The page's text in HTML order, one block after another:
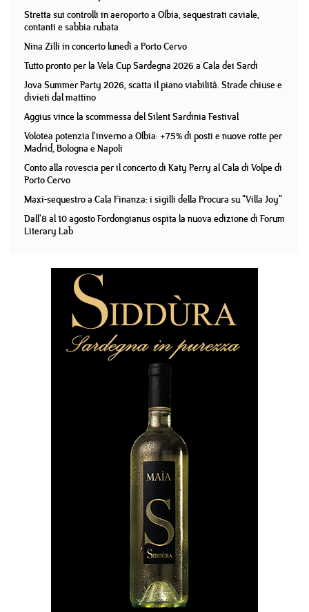
Stretta sui controlli in aeroporto a Olbia, sequestrati caviale,
contanti e sabbia rubata
Nina Zilli in concerto lunedì a Porto Cervo
Tutto pronto per la Vela Cup Sardegna 2026 a Cala dei Sardi
Jova Summer Party 2026, scatta il piano viabilità. Strade chiuse e
divieti dal mattino
Aggius vince la scommessa del Silent Sardinia Festival
Volotea potenzia l'inverno a Olbia: +75% di posti e nuove rotte per
Madrid, Bologna e Napoli
Conto alla rovescia per il concerto di Katy Perry al Cala di Volpe di
Porto Cervo
Maxi-sequestro a Cala Finanza: i sigilli della Procura su "Villa Joy"
Dall'8 al 10 agosto Fordongianus ospita la nuova edizione di Forum
Literary Lab